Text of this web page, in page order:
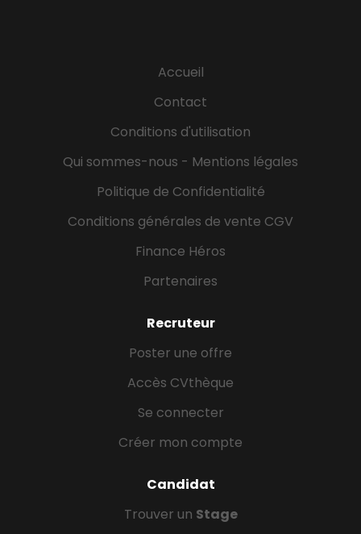
tests avec les équipes internes (Commerce,
Accueil
Contact
Conditions d'utilisation
Qui sommes-nous - Mentions légales
Politique de Confidentialité
Conditions générales de vente CGV
Finance Héros
Partenaires
Recruteur
Poster une offre
Accès CVthèque
Se connecter
Créer mon compte
Candidat
Trouver un Stage